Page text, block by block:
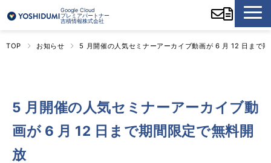
Google Cloud
プレミアパートナー
吉積情報株式会社
TOP お知らせ 5 月開催の人気セミナーアーカイブ動画が 6 月 12 日まで
5 月開催の人気セミナーアーカイブ動
画が 6 月 12 日まで期間限定で無料開
放